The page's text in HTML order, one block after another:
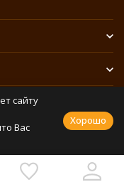
сайту
Вас
Хорошо